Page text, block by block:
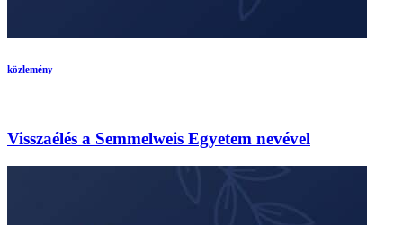
közlemény
Visszaélés a Semmelweis Egyetem nevével